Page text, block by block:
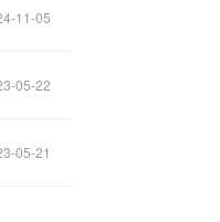
11-05
05-22
05-21